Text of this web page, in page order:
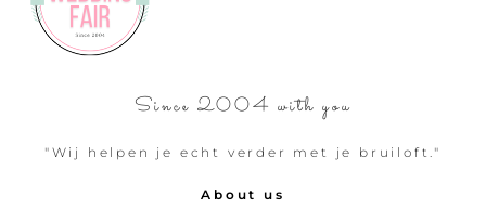
Since 2004 with you
"Wij helpen je echt verder met je bruiloft."
About us